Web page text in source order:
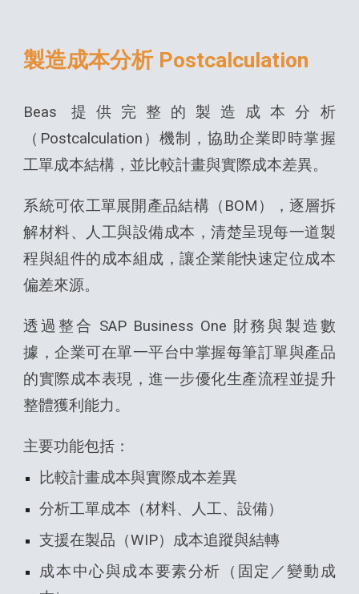
製造成本分析 Postcalculation
Beas 提供完整的製造成本分析
（Postcalculation）機制，協助企業即時掌握
工單成本結構，並比較計畫與實際成本差異。
系統可依工單展開產品結構（BOM），逐層拆
解材料、人工與設備成本，清楚呈現每一道製
程與組件的成本組成，讓企業能快速定位成本
偏差來源。
透過整合 SAP Business One 財務與製造數
據，企業可在單一平台中掌握每筆訂單與產品
的實際成本表現，進一步優化生產流程並提升
整體獲利能力。
主要功能包括：
比較計畫成本與實際成本差異
分析工單成本（材料、人工、設備）
支援在製品（WIP）成本追蹤與結轉
成本中心與成本要素分析（固定／變動成